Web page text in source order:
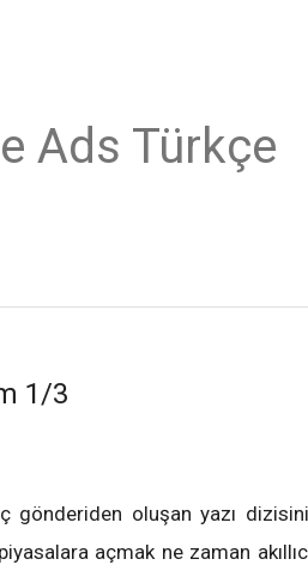
Ads Türkçe
1/3
gönderiden oluşan yazı
açmak ne zaman